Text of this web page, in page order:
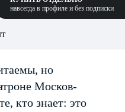
навсегда в профиле и без подписки
но
Москов-
кто знает: это